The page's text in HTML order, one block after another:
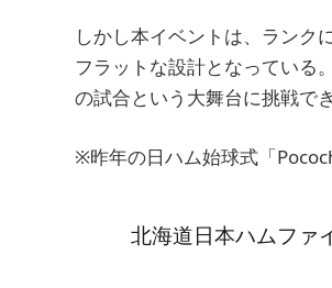
しかし本イベントは、ランク
フラットな設計となっている
の試合という大舞台に挑戦で
※昨年の日ハム始球式「
北海道日本ハムファ